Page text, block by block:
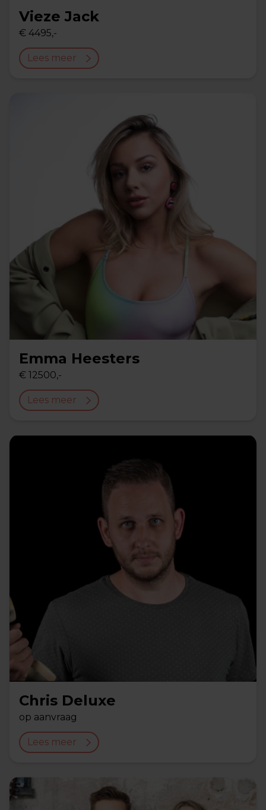
Vieze Jack
€ 4495,-
Lees meer
Emma Heesters
€ 12500,-
Lees meer
Chris Deluxe
op aanvraag
Lees meer